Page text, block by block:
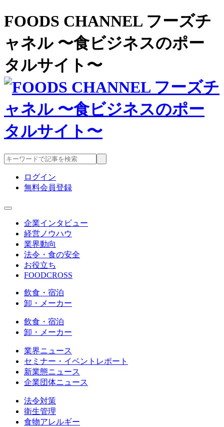
FOODS CHANNEL フーズチ
ャネル 〜食ビジネスのポー
タルサイト〜
ログイン
無料会員登録
企業インタビュー
経営ノウハウ
業界動向
法令・食の安全
お役立ち
FOODCROSS
飲食・宿泊
卸・メーカー
飲食・宿泊
卸・メーカー
業界ニュース
セミナー・イベントレポート
新業態ニュース
企業団体ニュース
法令対策
衛生管理
食物アレルギー